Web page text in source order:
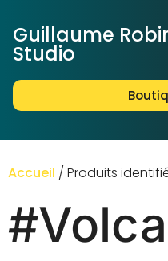
Guillaume
Studio
Accueil / Produits